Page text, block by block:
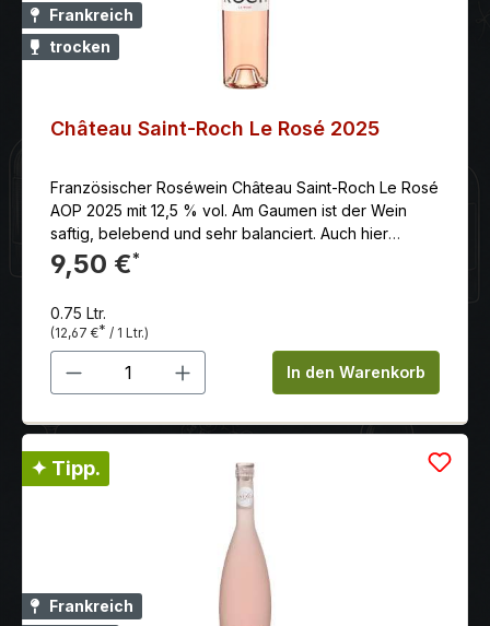
Frankreich
trocken
Château Saint-Roch Le Rosé 2025
Französischer Roséwein Château Saint-Roch Le Rosé
AOP 2025 mit 12,5 % vol. Am Gaumen ist der Wein
saftig, belebend und sehr balanciert. Auch hier
zeigen sich wieder eine Fülle an roten Früchten die
von Aromen nach Zitrusfrüchten begleitet werden.
einen angenehmen Trinkfluss.
9,50 €*
0.75 Ltr.
(12,67 €* / 1 Ltr.)
Produkt Anzahl: Gib denIn den Warenkorb
✦ Tipp.
Frankreich